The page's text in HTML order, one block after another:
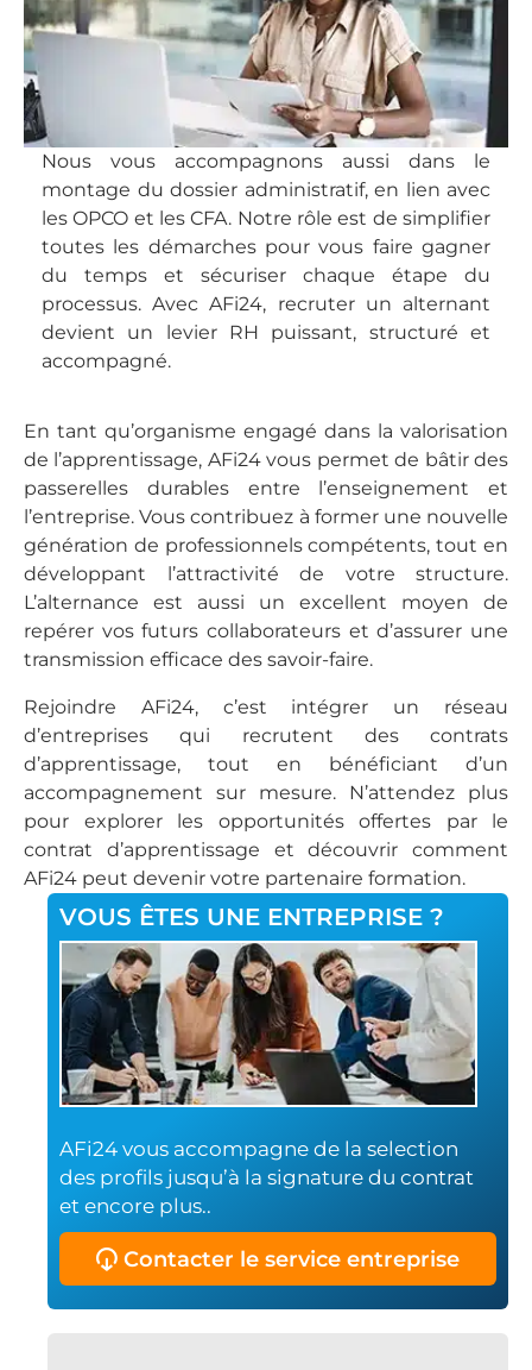
Nous vous accompagnons aussi dans le
montage du dossier administratif, en lien avec
les OPCO et les CFA. Notre rôle est de simplifier
toutes les démarches pour vous faire gagner
du temps et sécuriser chaque étape du
processus. Avec AFi24, recruter un alternant
devient un levier RH puissant, structuré et
accompagné.
En tant qu’organisme engagé dans la valorisation
de l’apprentissage, AFi24 vous permet de bâtir des
passerelles durables entre l’enseignement et
l’entreprise. Vous contribuez à former une nouvelle
génération de professionnels compétents, tout en
développant l’attractivité de votre structure.
L’alternance est aussi un excellent moyen de
repérer vos futurs collaborateurs et d’assurer une
transmission efficace des savoir-faire.
Rejoindre AFi24, c’est intégrer un réseau
d’entreprises qui recrutent des contrats
d’apprentissage, tout en bénéficiant d’un
accompagnement sur mesure. N’attendez plus
pour explorer les opportunités offertes par le
contrat d’apprentissage et découvrir comment
AFi24 peut devenir votre partenaire formation.
VOUS ÊTES UNE ENTREPRISE ?
AFi24 vous accompagne de la selection
des profils jusqu’à la signature du contrat
et encore plus..
Contacter le service entreprise